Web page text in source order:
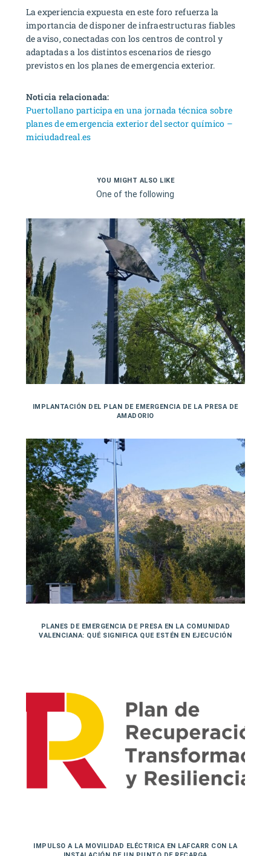
La experiencia expuesta en este foro refuerza la
importancia de disponer de infraestructuras fiables
de aviso, conectadas con los centros de control y
adaptadas a los distintos escenarios de riesgo
previstos en los planes de emergencia exterior.
Noticia relacionada:
Puertollano participa en una jornada técnica sobre
planes de emergencia exterior del sector químico –
miciudadreal.es
YOU MIGHT ALSO LIKE
One of the following
IMPLANTACIÓN DEL PLAN DE EMERGENCIA DE LA PRESA DE
AMADORIO
PLANES DE EMERGENCIA DE PRESA EN LA COMUNIDAD
VALENCIANA: QUÉ SIGNIFICA QUE ESTÉN EN EJECUCIÓN
IMPULSO A LA MOVILIDAD ELÉCTRICA EN LAFCARR CON LA